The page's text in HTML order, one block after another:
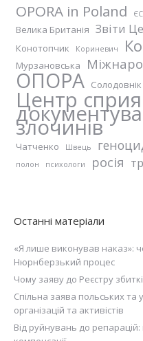
OPORA in Poland
Велика Британія Звіти
Конотопчик Кориневич
Мурзановська
ОПОРА Солодовнік
Центр
злочинів
Чатченко Швець
полон психологи росія
Останні матеріали
«Я лише виконував наказ»:
Нюрнберзький процес
Чому заяву до Реєстру
Спільна заява польських та
організацій та активістів
Від руйнувань до